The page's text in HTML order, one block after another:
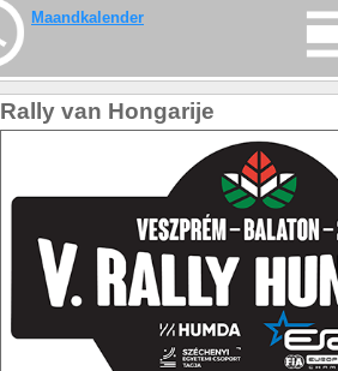
Maandkalender
Rally van Hongarije